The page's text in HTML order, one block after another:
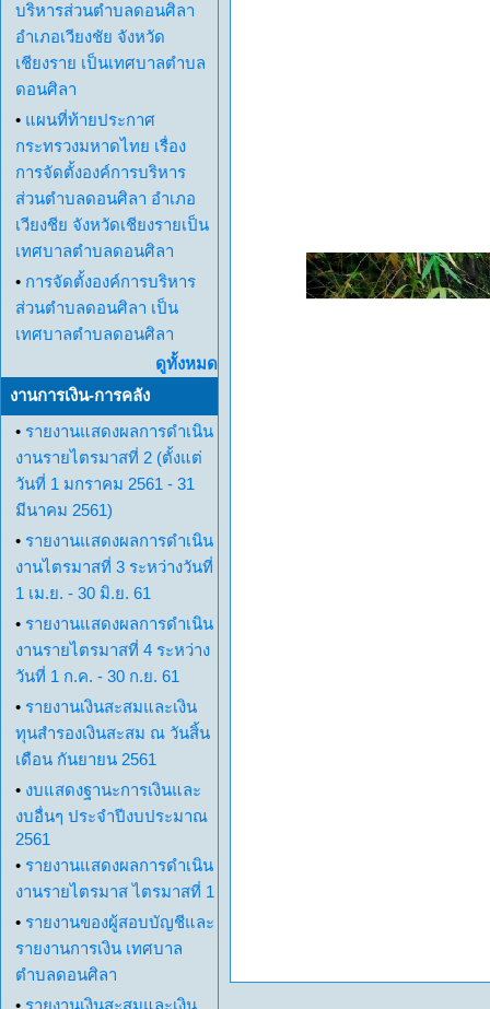
บริหารส่วนตำบลดอนศิลา
อำเภอเวียงชัย จังหวัด
เชียงราย เป็นเทศบาลตำบล
ดอนศิลา
• แผนที่ท้ายประกาศ
กระทรวงมหาดไทย เรื่อง
การจัดตั้งองค์การบริหาร
ส่วนตำบลดอนศิลา อำเภอ
เวียงชีย จังหวัดเชียงรายเป็น
เทศบาลตำบลดอนศิลา
• การจัดตั้งองค์การบริหาร
ส่วนตำบลดอนศิลา เป็น
เทศบาลตำบลดอนศิลา
ดูทั้งหมด
งานการเงิน-การคลัง
• รายงานแสดงผลการดำเนิน
งานรายไตรมาสที่ 2 (ตั้งแต่
วันที่ 1 มกราคม 2561 - 31
มีนาคม 2561)
• รายงานแสดงผลการดำเนิน
งานไตรมาสที่ 3 ระหว่างวันที่
1 เม.ย. - 30 มิ.ย. 61
• รายงานแสดงผลการดำเนิน
งานรายไตรมาสที่ 4 ระหว่าง
วันที่ 1 ก.ค. - 30 ก.ย. 61
• รายงานเงินสะสมและเงิน
ทุนสำรองเงินสะสม ณ วันสิ้น
เดือน กันยายน 2561
• งบแสดงฐานะการเงินและ
งบอื่นๆ ประจำปีงบประมาณ
2561
• รายงานแสดงผลการดำเนิน
งานรายไตรมาส ไตรมาสที่ 1
• รายงานของผู้สอบบัญชีและ
รายงานการเงิน เทศบาล
ตำบลดอนศิลา
• รายงานเงินสะสมและเงิน